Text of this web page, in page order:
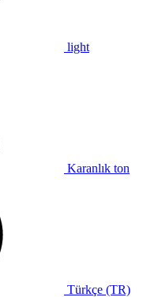
light
Karanlık ton
Türkçe (TR)